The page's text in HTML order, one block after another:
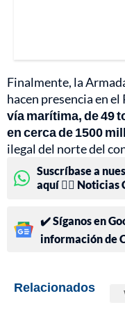
Finalmente, la
hacen presencia en el
vía marítima, de 49
en cerca de 1500
ilegal del norte del
Suscríbase a
aquí 👉🏻 Noticias
✔️ Síganos en
información de
Relacionados